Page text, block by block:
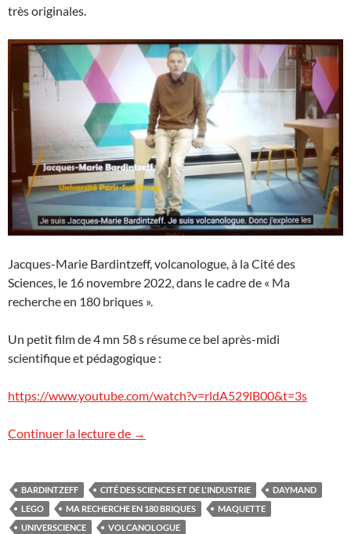
très originales.
Jacques-Marie Bardintzeff, volcanologue, à la Cité des
Sciences, le 16 novembre 2022, dans le cadre de « Ma
recherche en 180 briques ».
Un petit film de 4 mn 58 s résume ce bel après-midi
scientifique et pédagogique :
https://www.youtube.com/watch?v=rldA529lB00&t=3s
Continuer la lecture de Ma recherche en 180 briques
→
BARDINTZEFF CITÉ DES SCIENCES ET DE L'INDUSTRIE
DAYMAND
LEGO
MA RECHERCHE EN 180 BRIQUES
MAQUETTE
UNIVERSCIENCE
VOLCANOLOGUE